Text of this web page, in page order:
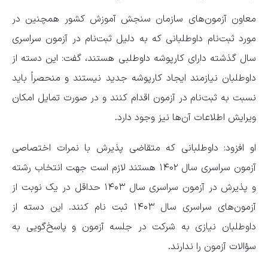
معاون آزمون‌های سازمان سنجش آموزش کشور همچنین در
مورد ثبت‌نام داوطلبانی که به دلیل ثبت‌نام در آزمون سراسری
سال گذشته دارای کارپوشه داوطلبی هستند، گفت: این دسته از
داوطلبان نیازمند ایجاد کارپوشه جدید نیستند و منحصراً باید
نسبت به ثبت‌نام در آزمون اقدام کنند و در صورت تمایل امکان
ویرایش اطلاعات آن‌ها نیز وجود دارد.
او افزود: داوطلبانی که متقاضی پذیرش با نمرات اختصاصی
آزمون سراسری سال ۱۴۰۲ هستند لازم است جهت انتخاب رشته
و پذیرش در آزمون سراسری سال ۱۴۰۳ حداقل در یک نوبت از
آزمون‌های سراسری سال ۱۴۰۳ ثبت نام کنند. این دسته از
داوطلبان نیازی به شرکت در جلسه آزمون و پاسخ‌گویی به
سؤالات آزمون را ندارند.